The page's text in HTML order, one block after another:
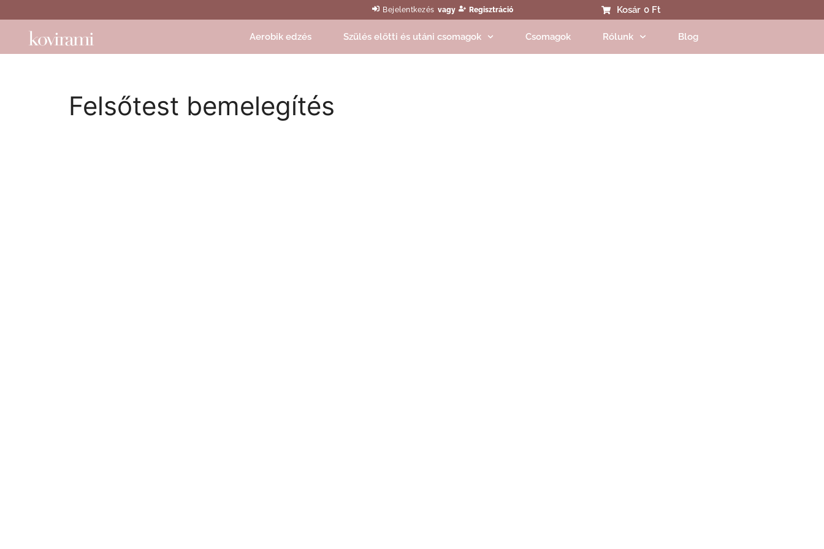
Bejelentkezés vagy Regisztráció Kosár 0 Ft
Aerobik edzés Szülés előtti és utáni csomagok Csomagok Rólunk Blog
Felsőtest bemelegítés